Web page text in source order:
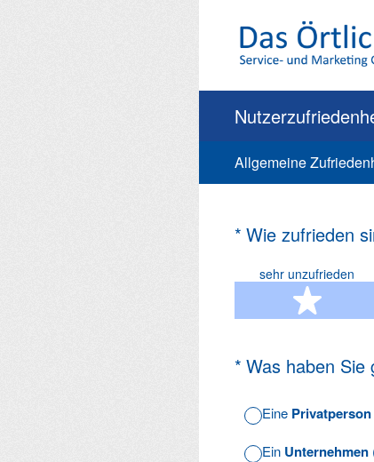
Allgemeine
* Wie zufrieden
(Erforderlich.)
sehr unzufrieden
1
* Was haben Sie
(Erforderlich.)
Eine Privatperson
Ein Unternehmen